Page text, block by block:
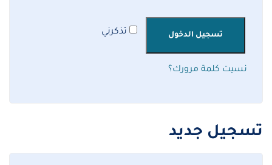
تذكرني تسجيل الدخول
نسيت كلمة مرورك؟
تسجيل جديد